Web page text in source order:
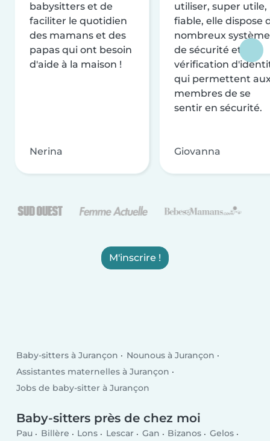
babysitters et de
faciliter le quotidien
des mamans et des
papas qui ont besoin
d'aide à la maison !
Nerina
utiliser, super utile,
fiable, elle dispose
nombreux
de sécurité et de
vérification
qui permettent
membres de se
sentir en sécurité.
Giovanna
M'inscrire !
Baby-sitters à Jurançon
Nounous à Jurançon
Assistantes maternelles à Jurançon
Jobs de baby-sitter à Jurançon
Baby-sitters près de chez moi
Pau Billère Lons Lescar Gan Bizanos
Gelos